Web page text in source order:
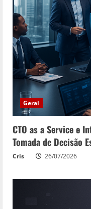
Geral
CTO as a Service e
Tomada de Decisão
Cris 26/07/2026